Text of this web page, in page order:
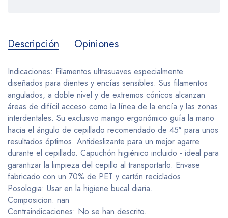
Descripción Opiniones
Indicaciones: Filamentos ultrasuaves especialmente
diseñados para dientes y encías sensibles. Sus filamentos
angulados, a doble nivel y de extremos cónicos alcanzan
áreas de difícil acceso como la línea de la encía y las zonas
interdentales. Su exclusivo mango ergonómico guía la mano
hacia el ángulo de cepillado recomendado de 45° para unos
resultados óptimos. Antideslizante para un mejor agarre
durante el cepillado. Capuchón higiénico incluido - ideal para
garantizar la limpieza del cepillo al transportarlo. Envase
fabricado con un 70% de PET y cartón reciclados.
Posologia: Usar en la higiene bucal diaria.
Composicion: nan
Contraindicaciones: No se han descrito.